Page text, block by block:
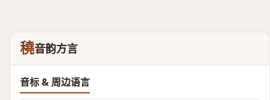
穘音韵方言
音标 & 周边语言